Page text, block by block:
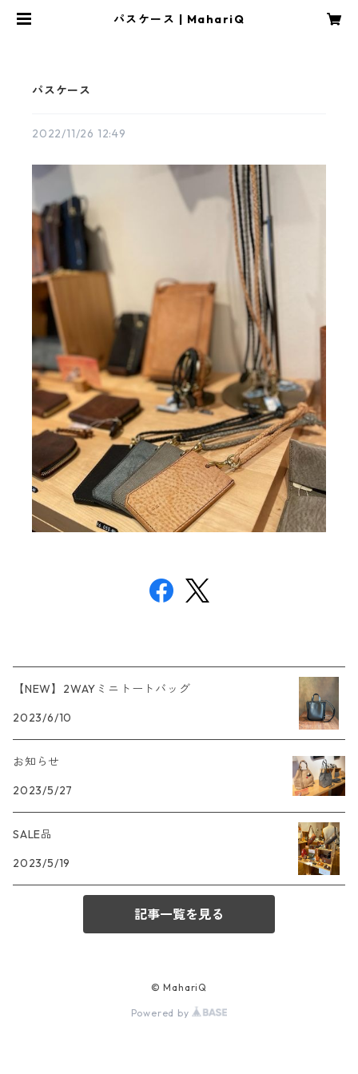
パスケース | MahariQ
パスケース
2022/11/26 12:49
【NEW】2WAYミニトートバッグ
2023/6/10
お知らせ
2023/5/27
SALE品
2023/5/19
記事一覧を見る
© MahariQ
Powered by